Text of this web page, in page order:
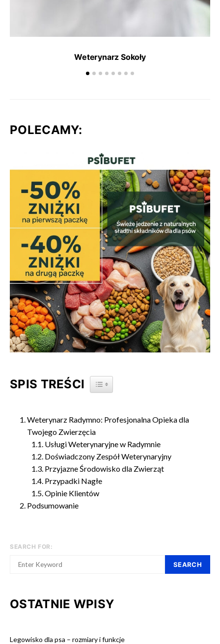
Weterynarz Sokoły
POLECAMY:
SPIS TREŚCI TOGGLE TABLE OF CONTENT
Weterynarz Radymno: Profesjonalna Opieka dla
Twojego Zwierzęcia
Usługi Weterynaryjne w Radymnie
Doświadczony Zespół Weterynaryjny
Przyjazne Środowisko dla Zwierząt
Przypadki Nagłe
Opinie Klientów
Podsumowanie
SEARCH FOR:
SEARCH
OSTATNIE WPISY
Legowisko dla psa – rozmiary i funkcje